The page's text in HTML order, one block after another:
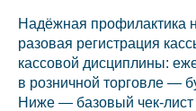
Надёжная профилактика
разовая регистрация
кассовой дисциплины:
в розничной торговле —
Ниже — базовый чек-